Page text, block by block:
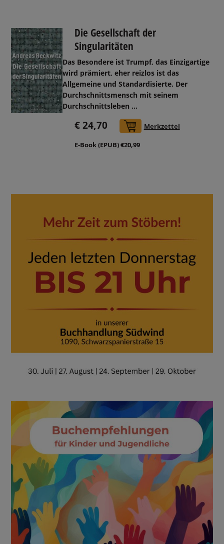
Die Gesellschaft der
Singularitäten
Das Besondere ist Trumpf, das Einzigartige
wird prämiert, eher reizlos ist das
Allgemeine und Standardisierte. Der
Durchschnittsmensch mit seinem
Durchschnittsleben ...
€ 24,70 In den Warenkorb
Merkzettel
E-Book (EPUB) €20,99